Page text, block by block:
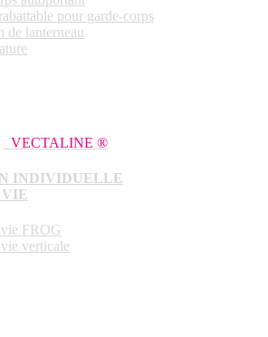
pour garde-corps
de lanterneau
VECTALINE ®
INDIVIDUELLE
VIE
FROG
verticale